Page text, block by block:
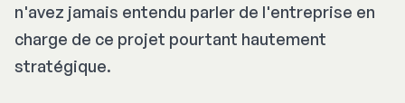
n'avez jamais entendu parler de l'entreprise en
charge de ce projet pourtant hautement
stratégique.